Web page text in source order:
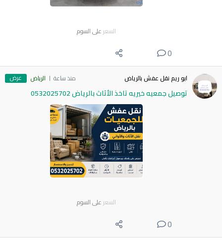
السعر على السوم
0
ابو ريم نقل عفش بالرياض منذ ساعة الرياض عرض
توصيل جمعيه خيريه تاخذ الأثاث بالرياض 0532025702
السعر على السوم
0